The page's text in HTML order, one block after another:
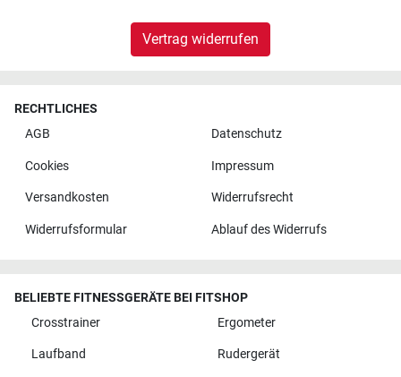
Vertrag widerrufen
RECHTLICHES
AGB
Datenschutz
Cookies Impressum
Versandkosten Widerrufsrecht
Widerrufsformular Ablauf des Widerrufs
BELIEBTE FITNESSGERÄTE BEI FITSHOP
Crosstrainer
Ergometer
Laufband Rudergerät